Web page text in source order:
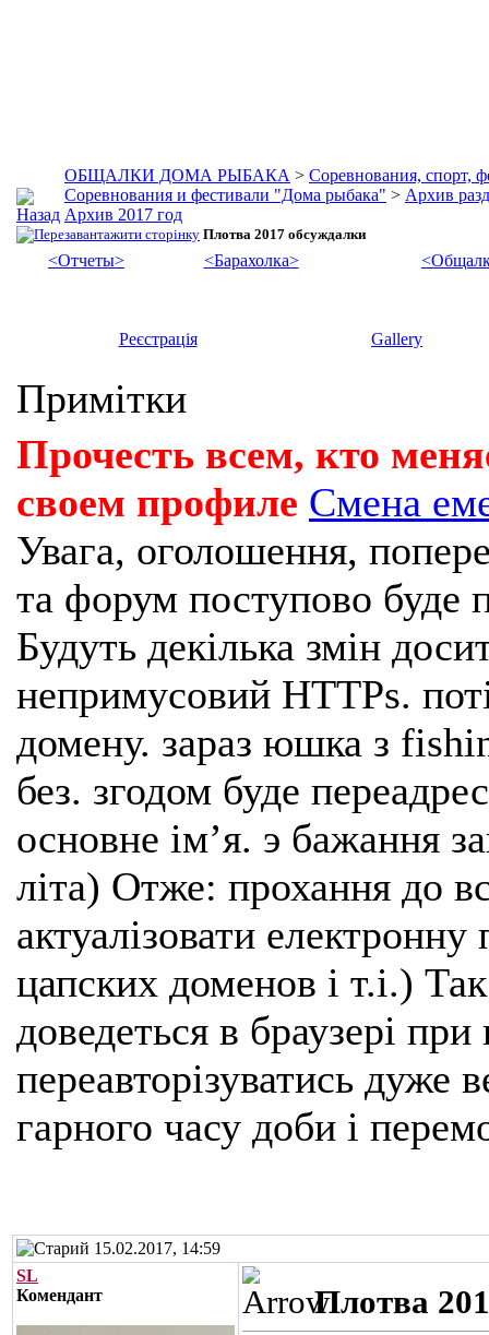
ОБЩАЛКИ ДОМА РЫБАКА > Соревнования, спорт,
Соревнования и фестивали "Дома рыбака" > Архив
Архив 2017 год
Плотва 2017 обсуждалки
<Отчеты> <Барахолка>
Реєстрація Gallery
Примітки
Прочесть всем, кто
своем профиле Смена
Увага, оголошення,
та форум поступово буде
Будуть декілька змін
непримусовий HTTPs.
домену. зараз юшка з
без. згодом буде
основне імʼя. э бажання
літа) Отже: прохання до
актуалізовати
цапских доменов і т.і.)
доведеться в браузері
переавторізуватись
гарного часу доби і
15.02.2017, 14:59
SL
Комендант
Плотва